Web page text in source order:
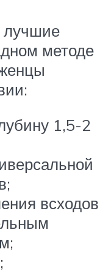
лучшие
методе
1,5-2
всходов